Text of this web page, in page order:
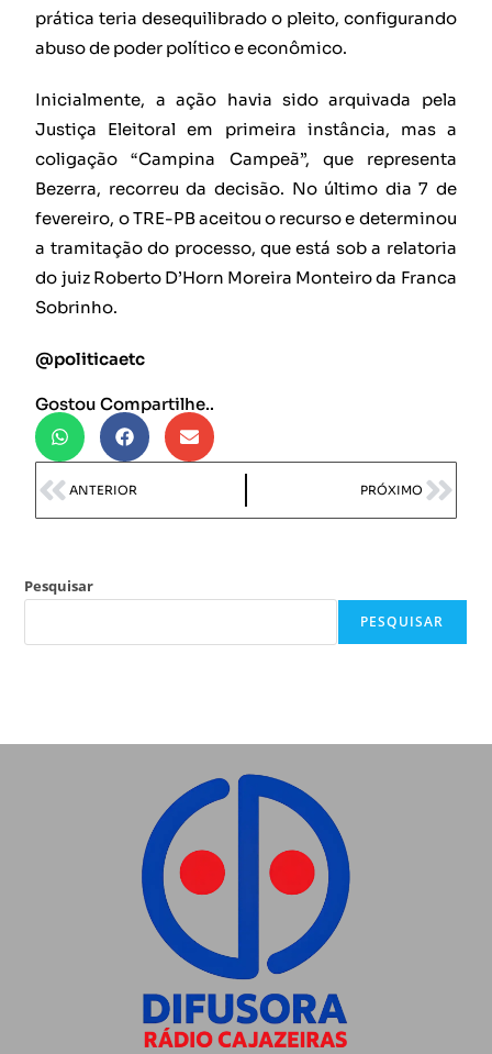
prática teria desequilibrado o pleito, configurando
abuso de poder político e econômico.
Inicialmente, a ação havia sido arquivada pela
Justiça Eleitoral em primeira instância, mas a
coligação “Campina Campeã”, que representa
Bezerra, recorreu da decisão. No último dia 7 de
fevereiro, o TRE-PB aceitou o recurso e determinou
a tramitação do processo, que está sob a relatoria
do juiz Roberto D’Horn Moreira Monteiro da Franca
Sobrinho.
@politicaetc
Gostou Compartilhe..
ANTERIOR PRÓXIMO
Pesquisar
PESQUISAR